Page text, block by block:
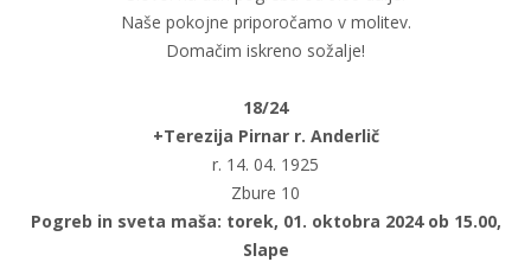
Naše pokojne priporočamo v molitev.
Domačim iskreno sožalje!
18/24
+Terezija Pirnar r. Anderlič
r. 14. 04. 1925
Zbure 10
Pogreb in sveta maša: torek, 01. oktobra 2024 ob 15.00,
Slape